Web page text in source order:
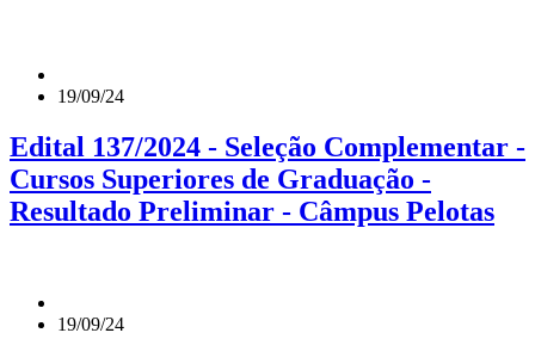
19/09/24
Edital 137/2024 - Seleção Complementar -
Cursos Superiores de Graduação -
Resultado Preliminar - Câmpus Pelotas
19/09/24